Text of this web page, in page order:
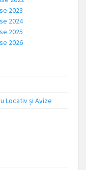
2023
2024
2025
2026
Locativ și Avize